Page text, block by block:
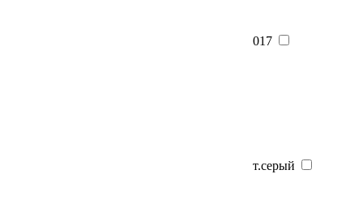
017
т.серый